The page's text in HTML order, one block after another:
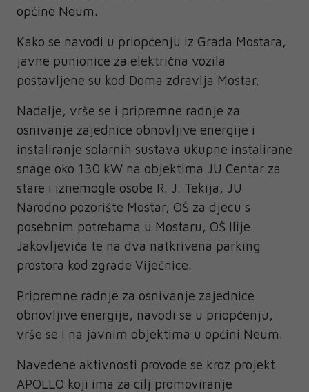
općine Neum.
Kako se navodi u priopćenju iz Grada Mostara,
javne punionice za električna vozila
postavljene su kod Doma zdravlja Mostar.
Nadalje, vrše se i pripremne radnje za
osnivanje zajednice obnovljive energije i
instaliranje solarnih sustava ukupne instalirane
snage oko 130 kW na objektima JU Centar za
stare i iznemogle osobe R. J. Tekija, JU
Narodno pozorište Mostar, OŠ za djecu s
posebnim potrebama u Mostaru, OŠ Ilije
Jakovljevića te na dva natkrivena parking
prostora kod zgrade Vijećnice.
Pripremne radnje za osnivanje zajednice
obnovljive energije, navodi se u priopćenju,
vrše se i na javnim objektima u općini Neum.
Navedene aktivnosti provode se kroz projekt
APOLLO koji ima za cilj promoviranje